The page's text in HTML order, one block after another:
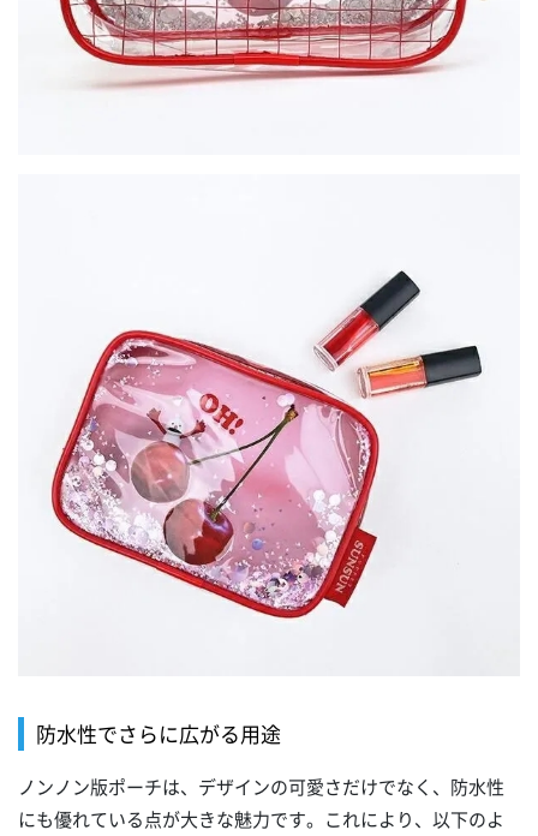
防水性でさらに広がる用途
ノンノン版ポーチは、デザインの可愛さだけでなく、防水性
にも優れている点が大きな魅力です。これにより、以下のよ